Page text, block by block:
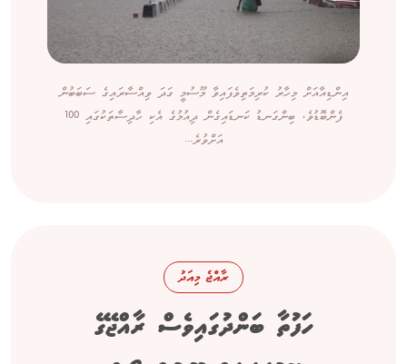
އިންޑިއާއަށް މިހާރު ކުރިމަތިވެފައިވާ މޫސުމީ ގަދަ ވިއްސާރައިގެ ސަބަބުން
ފެންބޮޑުވެ، ބިންގަނޑު ކަނޑައިގެން ދިއުމުގެ އެކި ހާދިސާތަކުގައި 100
އަށްވުރެ...
ރާއްޖެ މިއަދު
ހަފުތާ ބަންދުގައިވެސް ރާއްޖޭގެ